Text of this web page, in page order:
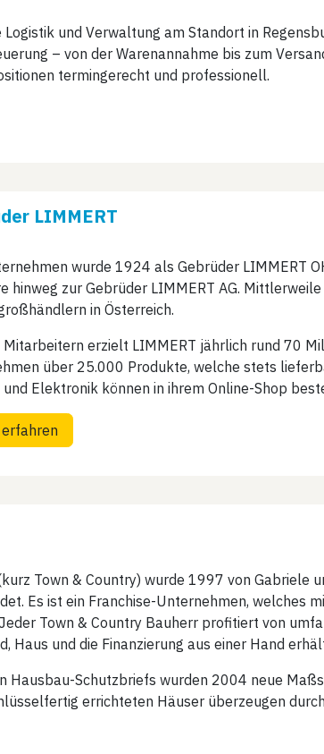
und Verwaltung am Standort in
– von der Warenannahme bis zum
termingerecht und professionell.
LIMMERT​
wurde 1924 als Gebrüder LIMMERT
hinweg zur Gebrüder LIMMERT AG.
in Österreich.
erzielt LIMMERT jährlich rund 70
über 25.000 Produkte, welche stets
Elektronik können in ihrem Online-Shop
Town & Country) wurde 1997 von Gabriele
Es ist ein Franchise-Unternehmen, welches
Town & Country Bauherr profitiert von
Haus und die Finanzierung aus einer Hand
Hausbau-Schutzbriefs wurden 2004 neue
errichteten Häuser überzeugen